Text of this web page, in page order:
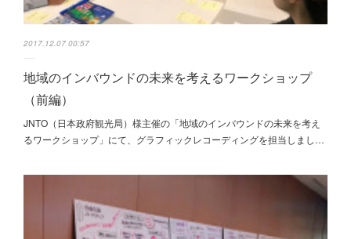
2017.12.07 00:57
地域のインバウンドの未来を考えるワークショップ
（前編）
JNTO（日本政府観光局）様主催の「地域のインバウンドの未来を考え
るワークショップ」にて、グラフィックレコーディングを担当しまし…